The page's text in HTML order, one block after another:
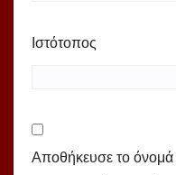
Ιστότοπος
Αποθήκευσε το όνομά